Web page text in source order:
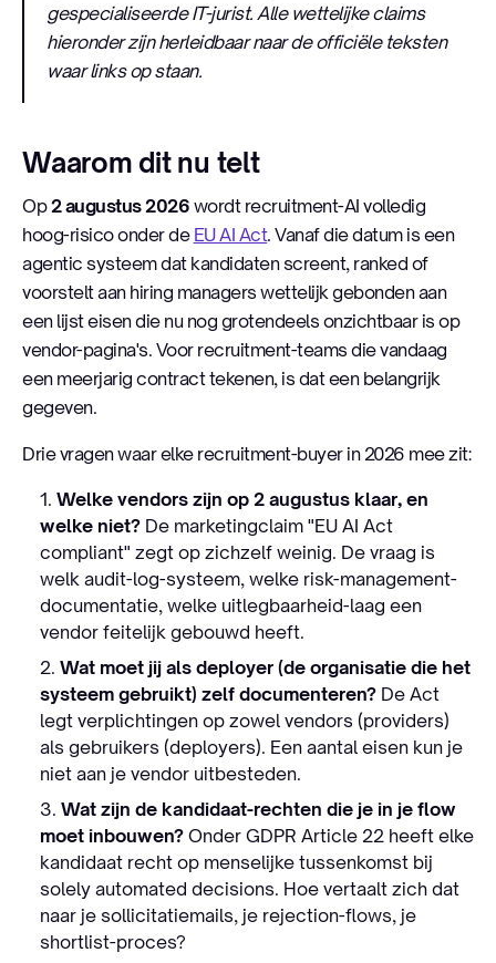
gespecialiseerde IT-jurist. Alle wettelijke claims
hieronder zijn herleidbaar naar de officiële teksten
waar links op staan.
Waarom dit nu telt
Op2 augustus 2026 wordt recruitment-AI volledig
hoog-risico onder de EU AI Act. Vanaf die datum is een
agentic systeem dat kandidaten screent, ranked of
voorstelt aan hiring managers wettelijk gebonden aan
een lijst eisen die nu nog grotendeels onzichtbaar is op
vendor-pagina's. Voor recruitment-teams die vandaag
een meerjarig contract tekenen, is dat een belangrijk
gegeven.
Drie vragen waar elke recruitment-buyer in 2026 mee zit:
Welke vendors zijn op 2 augustus klaar, en
welke niet? De marketingclaim "EU AI Act
compliant" zegt op zichzelf weinig. De vraag is
welk audit-log-systeem, welke risk-management-
documentatie, welke uitlegbaarheid-laag een
vendor feitelijk gebouwd heeft.
Wat moet jij als deployer (de organisatie die het
systeem gebruikt) zelf documenteren? De Act
legt verplichtingen op zowel vendors (providers)
als gebruikers (deployers). Een aantal eisen kun je
niet aan je vendor uitbesteden.
Wat zijn de kandidaat-rechten die je in je flow
moet inbouwen? Onder GDPR Article 22 heeft elke
kandidaat recht op menselijke tussenkomst bij
solely automated decisions. Hoe vertaalt zich dat
naar je sollicitatiemails, je rejection-flows, je
shortlist-proces?